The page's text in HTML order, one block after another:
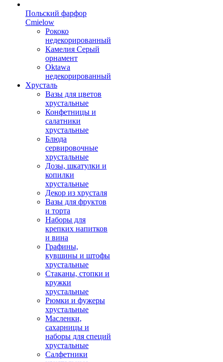
Польский фарфор
Сmielow
Рококо
недекорированный
Камелия Серый
орнамент
Oktawa
недекорированный
Хрусталь
Вазы для цветов
хрустальные
Конфетницы и
салатники
хрустальные
Блюда
сервировочные
хрустальные
Дозы, шкатулки и
копилки
хрустальные
Декор из хрусталя
Вазы для фруктов
и торта
Наборы для
крепких напитков
и вина
Графины,
кувшины и штофы
хрустальные
Стаканы, стопки и
кружки
хрустальные
Рюмки и фужеры
хрустальные
Масленки,
сахарницы и
наборы для специй
хрустальные
Салфетники